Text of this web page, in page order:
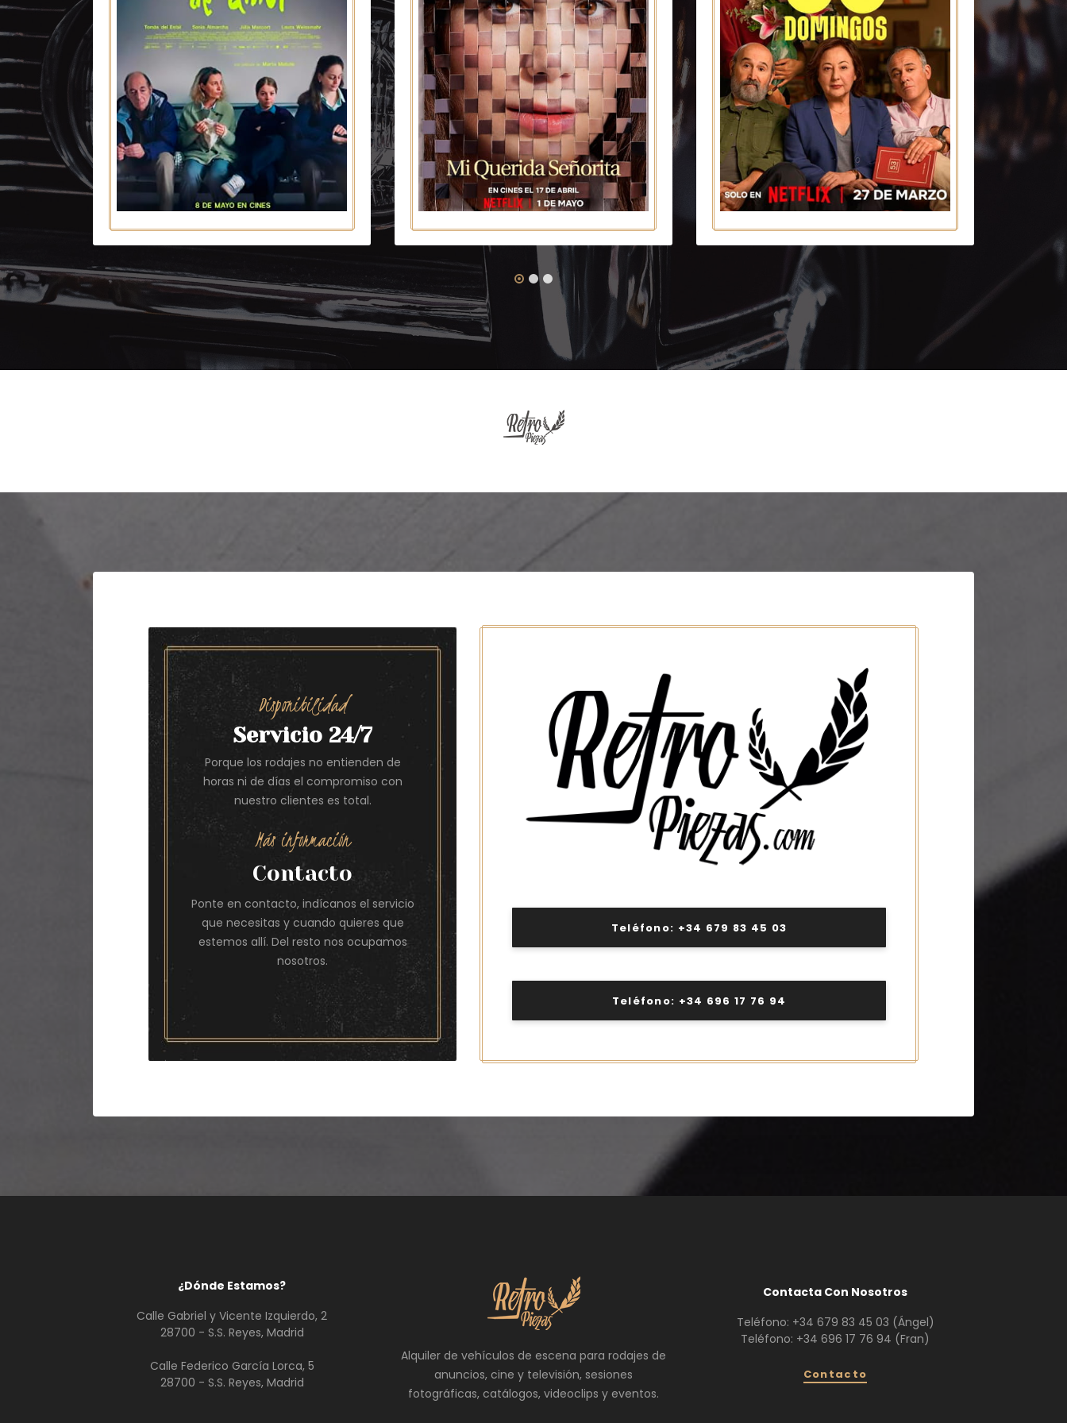
Disponibilidad
Servicio 24/7
Porque los rodajes no entienden de
horas ni de días el compromiso con
nuestro clientes es total.
Más información
Contacto
Ponte en contacto, indícanos el servicio
que necesitas y cuando quieres que
estemos allí. Del resto nos ocupamos
nosotros.
Teléfono: +34 679 83 45 03
Teléfono: +34 696 17 76 94
¿Dónde Estamos?
Calle Gabriel y Vicente Izquierdo, 2
28700 - S.S. Reyes, Madrid
Calle Federico García Lorca, 5
28700 - S.S. Reyes, Madrid
Alquiler de vehículos de escena para rodajes de
anuncios, cine y televisión, sesiones
fotográficas, catálogos, videoclips y eventos.
Contacta Con Nosotros
Teléfono: +34 679 83 45 03 (Ángel)
Teléfono: +34 696 17 76 94 (Fran)
Contacto